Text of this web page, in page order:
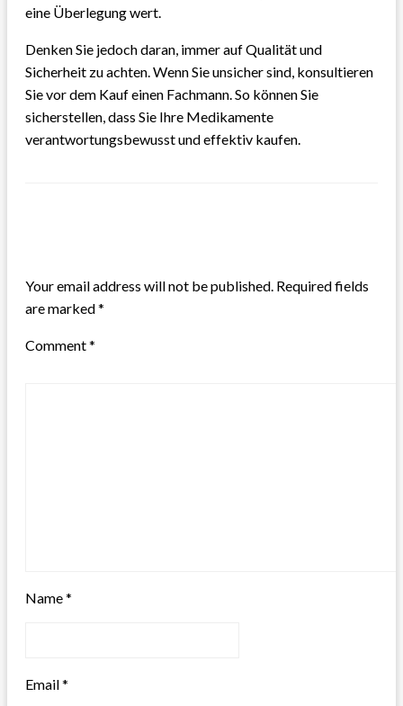
eine Überlegung wert.
Denken Sie jedoch daran, immer auf Qualität und
Sicherheit zu achten. Wenn Sie unsicher sind, konsultieren
Sie vor dem Kauf einen Fachmann. So können Sie
sicherstellen, dass Sie Ihre Medikamente
verantwortungsbewusst und effektiv kaufen.
Your email address will not be published. Required fields
are marked*
Comment*
Name*
Email*